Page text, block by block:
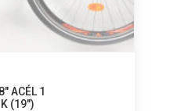
ACÉL 1
(19″)